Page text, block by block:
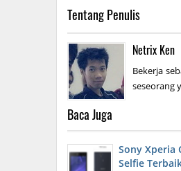
Tentang Penulis
Netrix Ken
Bekerja
seseorang
Baca Juga
Sony Xperia
Selfie